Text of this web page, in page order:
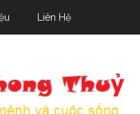
Liên Hệ